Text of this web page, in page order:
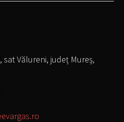
Vălureni, județ Mureș,